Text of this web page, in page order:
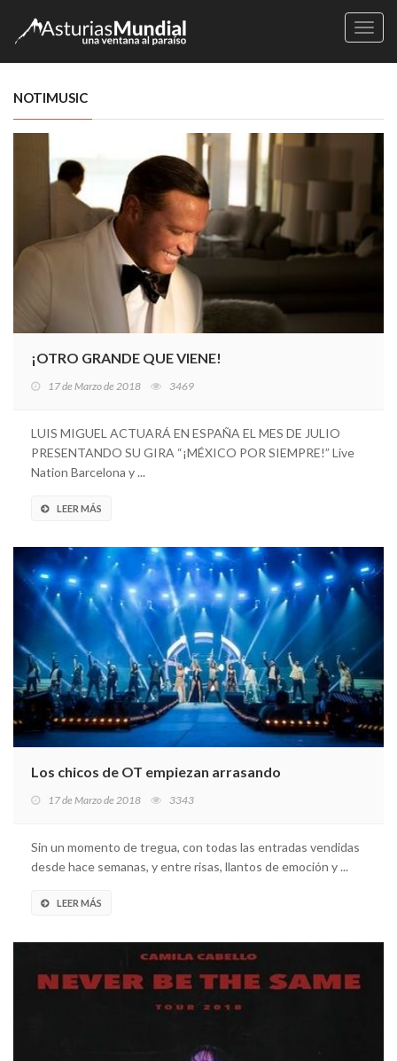
NOTIMUSIC
¡OTRO GRANDE QUE VIENE!
17 de Marzo de 2018 3469
LUIS MIGUEL ACTUARÁ EN ESPAÑA EL MES DE JULIO
PRESENTANDO SU GIRA “¡MÉXICO POR SIEMPRE!” Live
Nation Barcelona y ...
LEER MÁS
Los chicos de OT empiezan arrasando
17 de Marzo de 2018 3343
Sin un momento de tregua, con todas las entradas vendidas
desde hace semanas, y entre risas, llantos de emoción y ...
LEER MÁS